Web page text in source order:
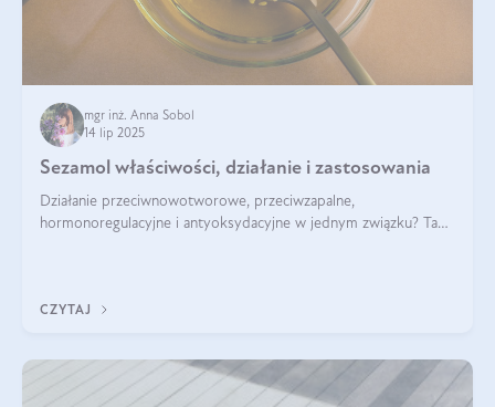
mgr inż. Anna Sobol
14 lip 2025
Sezamol właściwości, działanie i zastosowania
Działanie przeciwnowotworowe, przeciwzapalne,
hormonoregulacyjne i antyoksydacyjne w jednym związku? Tak
CZYTAJ